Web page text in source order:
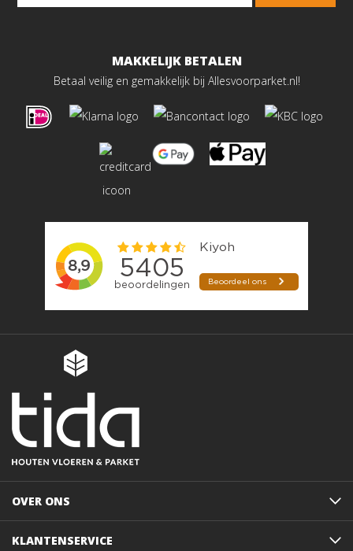
MAKKELIJK BETALEN
Betaal veilig en gemakkelijk bij Allesvoorparket.nl!
OVER ONS
KLANTENSERVICE